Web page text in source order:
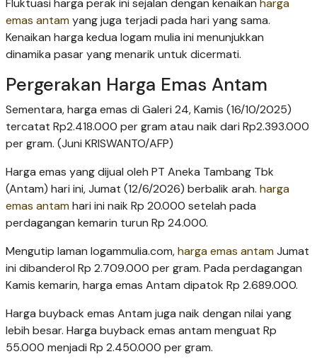
Fluktuasi harga perak ini sejalan dengan kenaikan harga
emas antamyang juga terjadi pada hari yang sama.
Kenaikan harga kedua logam mulia ini menunjukkan
dinamika pasar yang menarik untuk dicermati.
Pergerakan Harga Emas Antam
Sementara, harga emas di Galeri 24, Kamis (16/10/2025)
tercatat Rp2.418.000 per gram atau naik dari Rp2.393.000
per gram. (Juni KRISWANTO/AFP)
Harga emas yang dijual oleh PT Aneka Tambang Tbk
(Antam) hari ini, Jumat (12/6/2026) berbalik arah. harga
emas antamhari ini naik Rp 20.000 setelah pada
perdagangan kemarin turun Rp 24.000.
Mengutip laman logammulia.com,harga emas antamJumat
ini dibanderol Rp 2.709.000 per gram. Pada perdagangan
Kamis kemarin, harga emas Antam dipatok Rp 2.689.000.
Harga buyback emas Antam juga naik dengan nilai yang
lebih besar. Harga buyback emas antam menguat Rp
55.000 menjadi Rp 2.450.000 per gram.